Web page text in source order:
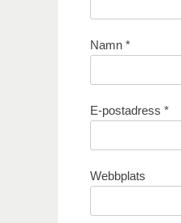
Namn *
E-postadress *
Webbplats